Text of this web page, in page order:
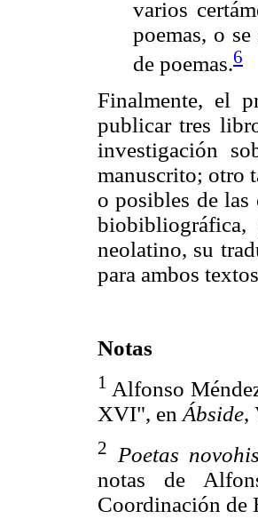
varios
poemas, o
de poemas.6
Finalmente, el
publicar tres
investigación
manuscrito; otro
o posibles de las
neolatino, su
para ambos
Notas
1 Alfonso
XVI", en Ábside,
2 Poetas
notas de
Coordinación